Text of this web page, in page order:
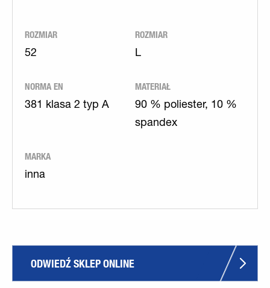
ROZMIAR
52
ROZMIAR
L
NORMA EN
381 klasa 2 typ A
MATERIAŁ
90 % poliester, 10 %
spandex
MARKA
inna
ODWIEDŹ SKLEP ONLINE